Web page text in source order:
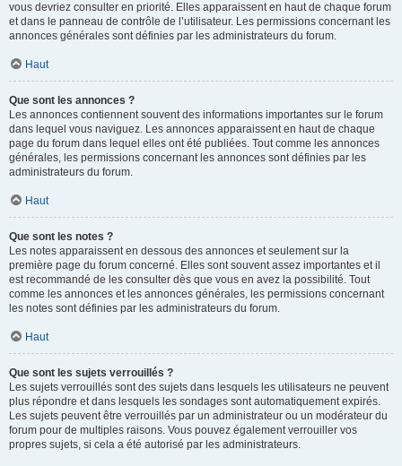
vous devriez consulter en priorité. Elles apparaissent en haut de chaque forum
et dans le panneau de contrôle de l’utilisateur. Les permissions concernant les
annonces générales sont définies par les administrateurs du forum.
Haut
Que sont les annonces ?
Les annonces contiennent souvent des informations importantes sur le forum
dans lequel vous naviguez. Les annonces apparaissent en haut de chaque
page du forum dans lequel elles ont été publiées. Tout comme les annonces
générales, les permissions concernant les annonces sont définies par les
administrateurs du forum.
Haut
Que sont les notes ?
Les notes apparaissent en dessous des annonces et seulement sur la
première page du forum concerné. Elles sont souvent assez importantes et il
est recommandé de les consulter dès que vous en avez la possibilité. Tout
comme les annonces et les annonces générales, les permissions concernant
les notes sont définies par les administrateurs du forum.
Haut
Que sont les sujets verrouillés ?
Les sujets verrouillés sont des sujets dans lesquels les utilisateurs ne peuvent
plus répondre et dans lesquels les sondages sont automatiquement expirés.
Les sujets peuvent être verrouillés par un administrateur ou un modérateur du
forum pour de multiples raisons. Vous pouvez également verrouiller vos
propres sujets, si cela a été autorisé par les administrateurs.